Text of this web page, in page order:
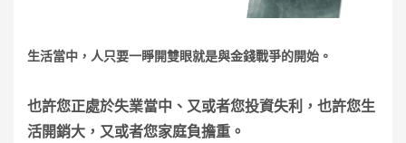
生活當中，人只要一睜開雙眼就是與金錢戰爭的開始。
也許您正處於失業當中、又或者您投資失利，也許您生
活開銷大，又或者您家庭負擔重。